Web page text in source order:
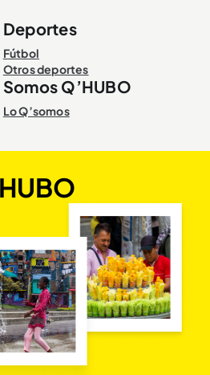
Deportes
Fútbol
Otros deportes
Somos Q’HUBO
Lo Q’somos